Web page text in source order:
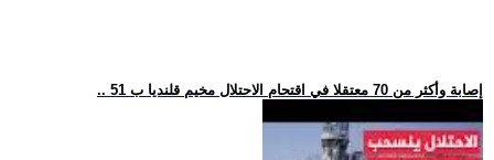
.. 51 إصابة وأكثر من 70 معتقلا في اقتحام الاحتلال مخيم قلنديا ب